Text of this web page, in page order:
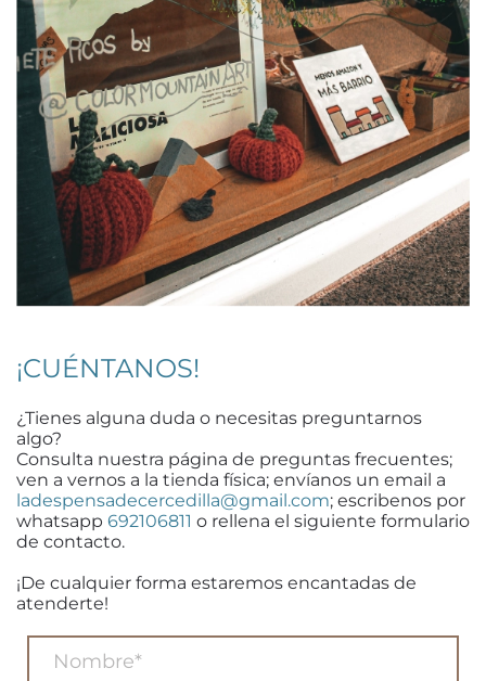
¡CUÉNTANOS!
¿Tienes alguna duda o necesitas preguntarnos
algo?
Consulta nuestra página de preguntas frecuentes;
ven a vernos a la tienda física; envíanos un email a
ladespensadecercedilla@gmail.com; escribenos por
whatsapp 692106811 o rellena el siguiente formulario
de contacto.
¡De cualquier forma estaremos encantadas de
atenderte!